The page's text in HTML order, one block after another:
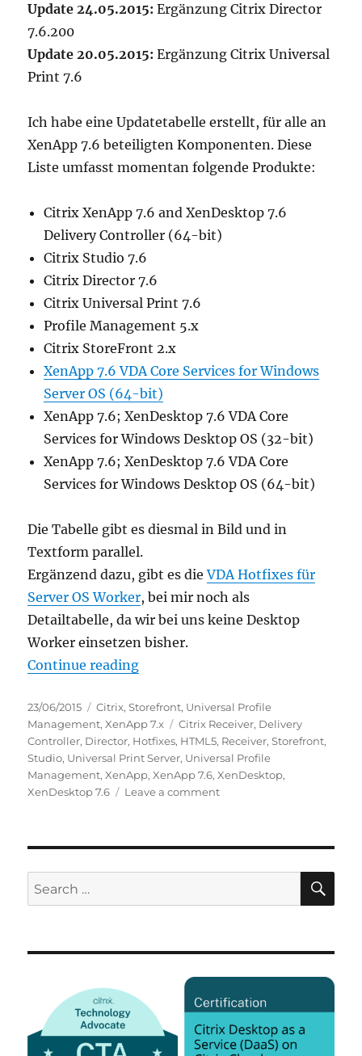
Update 24.05.2015: Ergänzung Citrix Director
7.6.200
Update 20.05.2015: Ergänzung Citrix Universal
Print 7.6
Ich habe eine Updatetabelle erstellt, für alle an
XenApp 7.6 beteiligten Komponenten. Diese
Liste umfasst momentan folgende Produkte:
Citrix XenApp 7.6 and XenDesktop 7.6
Delivery Controller (64-bit)
Citrix Studio 7.6
Citrix Director 7.6
Citrix Universal Print 7.6
Profile Management 5.x
Citrix StoreFront 2.x
XenApp 7.6 VDA Core Services for Windows
Server OS (64-bit)
XenApp 7.6; XenDesktop 7.6 VDA Core
Services for Windows Desktop OS (32-bit)
XenApp 7.6; XenDesktop 7.6 VDA Core
Services for Windows Desktop OS (64-bit)
Die Tabelle gibt es diesmal in Bild und in
Textform parallel.
Ergänzend dazu, gibt es dieVDA Hotfixes für
Server OS Worker, bei mir noch als
Detailtabelle, da wir bei uns keine Desktop
Worker einsetzen bisher.
Continue reading“XenApp / XenDesktop 7.6
Posted
on
23/06/2015 Categories
Citrix,Storefront, Universal Profile
Management,XenApp 7.x Tags
Citrix Receiver, Delivery
Controller, Director, Hotfixes, HTML5, Receiver,Storefront,
Studio, Universal Print Server, Universal Profile
Management,XenApp,XenApp 7.6,XenDesktop,
XenDesktop 7.6
Leave a commenton
Components
Search
for: